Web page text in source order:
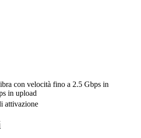
con velocità fino a 2.5 Gbps in
in upload
attivazione